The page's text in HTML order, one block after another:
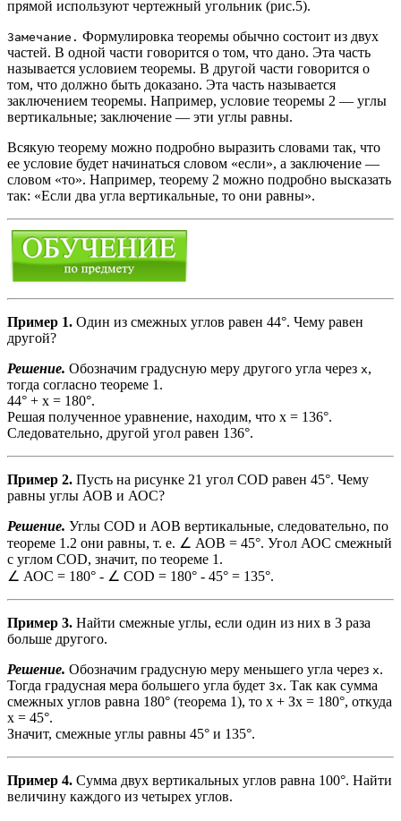
прямой используют чертежный угольник (рис.5).
Замечание. Формулировка теоремы обычно состоит из двух
частей. В одной части говорится о том, что дано. Эта часть
называется условием теоремы. В другой части говорится о
том, что должно быть доказано. Эта часть называется
заключением теоремы. Например, условие теоремы 2 — углы
вертикальные; заключение — эти углы равны.
Всякую теорему можно подробно выразить словами так, что
ее условие будет начинаться словом «если», а заключение —
словом «то». Например, теорему 2 можно подробно высказать
так: «Если два угла вертикальные, то они равны».
Пример 1. Один из смежных углов равен 44°. Чему равен
другой?
Решение. Обозначим градусную меру другого угла через x,
тогда согласно теореме 1.
44° + х = 180°.
Решая полученное уравнение, находим, что х = 136°.
Следовательно, другой угол равен 136°.
Пример 2. Пусть на рисунке 21 угол COD равен 45°. Чему
равны углы АОВ и АОС?
Решение. Углы COD и АОВ вертикальные, следовательно, по
теореме 1.2 они равны, т. е. ∠ АОВ = 45°. Угол АОС смежный
с углом COD, значит, по теореме 1.
∠ АОС = 180° - ∠ COD = 180° - 45° = 135°.
Пример 3. Найти смежные углы, если один из них в 3 раза
больше другого.
Решение. Обозначим градусную меру меньшего угла через х.
Тогда градусная мера большего угла будет Зх. Так как сумма
смежных углов равна 180° (теорема 1), то х + Зх = 180°, откуда
х = 45°.
Значит, смежные углы равны 45° и 135°.
Пример 4. Сумма двух вертикальных углов равна 100°. Найти
величину каждого из четырех углов.